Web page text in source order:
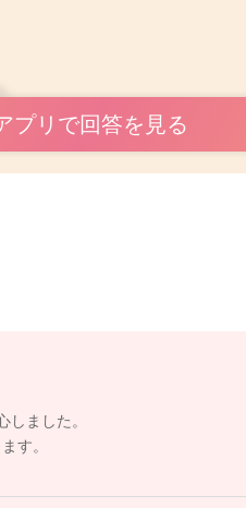
が、問題はありませんよ。
ありませんのよ。
プリで回答を見る
ました。
す。